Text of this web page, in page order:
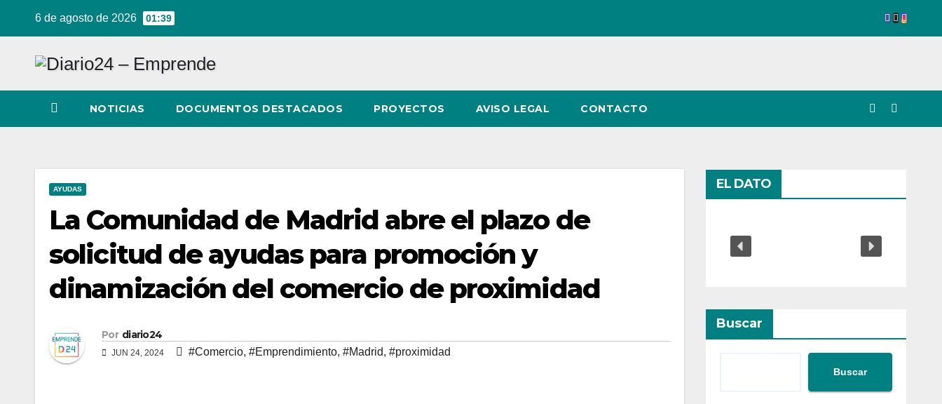
6 de agosto de 2026 01:39
NOTICIAS DOCUMENTOS DESTACADOS PROYECTOS AVISO LEGAL CONTACTO
AYUDAS
La Comunidad de Madrid abre el plazo de
solicitud de ayudas para promoción y
dinamización del comercio de proximidad
Por diario24
JUN 24, 2024 #Comercio, #Emprendimiento, #Madrid, #proximidad
EL DATO
Buscar
Buscar